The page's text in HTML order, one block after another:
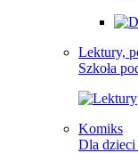
Lektury,
Szkoła
Komiks
Dla dzieci